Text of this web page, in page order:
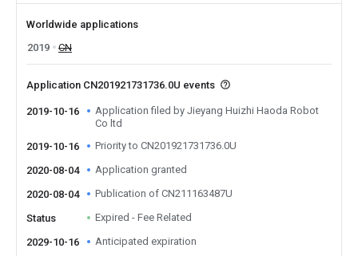
Worldwide applications
2019
CN
Application CN201921731736.0U events
2019-10-16
Application filed by Jieyang Huizhi Haoda Robot
Co ltd
2019-10-16
Priority to CN201921731736.0U
2020-08-04 Application granted
2020-08-04 Publication of CN211163487U
Status Expired - Fee Related
2029-10-16 Anticipated expiration